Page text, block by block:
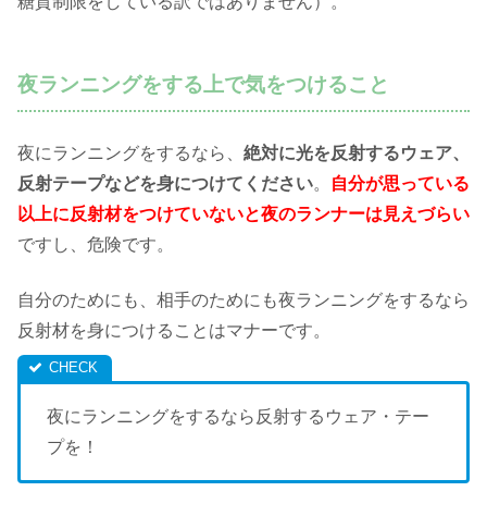
夜ランニングをする上で気をつけること
夜にランニングをするなら、 絶対に光を反射するウェア、
反射テープなどを身につけてください。
自分が思っている
以上に反射材をつけていないと夜のランナーは見えづらい
ですし、危険です。
自分のためにも、相手のためにも夜ランニングをするなら
反射材を身につけることはマナーです。
夜にランニングをするなら反射するウェア・テー
プを！